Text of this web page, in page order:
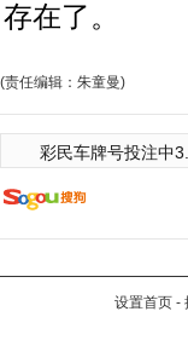
存在了。
(责任编辑：朱童曼)
彩民车牌号投注中
设置首页 -